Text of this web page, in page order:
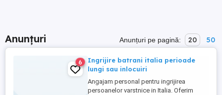
Anunțuri Anunțuri pe pagină: 20 50
6
Ingrijire batrani italia perioade
lungi sau inlocuiri
Angajam personal pentru ingrijirea
persoanelor varstnice in Italia. Oferim